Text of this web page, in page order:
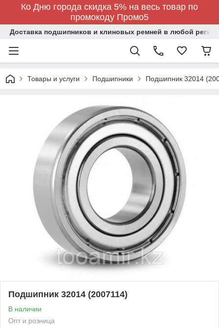
Ко Дню города скидка 5% на весь товар по
промокоду Промо5
Доставка подшипников и клиновых ремней в любой регион
Товары и услуги Подшипники Подшипник 32014
Подшипник 32014 (2007114)
В наличии
Опт и розница